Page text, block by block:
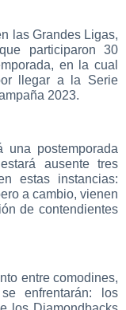
las Grandes Ligas,
participaron 30
en la cual
llegar a la Serie
2023.
una postemporada
ausente tres
estas instancias:
a cambio, vienen
de contendientes
entre comodines,
enfrentarán: los